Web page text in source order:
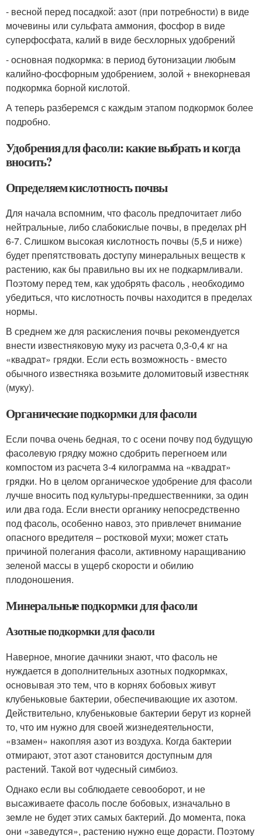
- весной перед посадкой: азот (при потребности) в виде
мочевины или сульфата аммония, фосфор в виде
суперфосфата, калий в виде бесхлорных удобрений
- основная подкормка: в период бутонизации любым
калийно-фосфорным удобрением, золой + внекорневая
подкормка борной кислотой.
А теперь разберемся с каждым этапом подкормок более
подробно.
Удобрения для фасоли: какие выбрать и когда
вносить?
Определяем кислотность почвы
Для начала вспомним, что фасоль предпочитает либо
нейтральные, либо слабокислые почвы, в пределах рН
6-7. Слишком высокая кислотность почвы (5,5 и ниже)
будет препятствовать доступу минеральных веществ к
растению, как бы правильно вы их не подкармливали.
Поэтому перед тем, как удобрять фасоль , необходимо
убедиться, что кислотность почвы находится в пределах
нормы.
В среднем же для раскисления почвы рекомендуется
внести известняковую муку из расчета 0,3-0,4 кг на
«квадрат» грядки. Если есть возможность - вместо
обычного известняка возьмите доломитовый известняк
(муку).
Органические подкормки для фасоли
Если почва очень бедная, то с осени почву под будущую
фасолевую грядку можно сдобрить перегноем или
компостом из расчета 3-4 килограмма на «квадрат»
грядки. Но в целом органическое удобрение для фасоли
лучше вносить под культуры-предшественники, за один
или два года. Если внести органику непосредственно
под фасоль, особенно навоз, это привлечет внимание
опасного вредителя – ростковой мухи; может стать
причиной полегания фасоли, активному наращиванию
зеленой массы в ущерб скорости и обилию
плодоношения.
Минеральные подкормки для фасоли
Азотные подкормки для фасоли
Наверное, многие дачники знают, что фасоль не
нуждается в дополнительных азотных подкормках,
основывая это тем, что в корнях бобовых живут
клубеньковые бактерии, обеспечивающие их азотом.
Действительно, клубеньковые бактерии берут из корней
то, что им нужно для своей жизнедеятельности,
«взамен» накопляя азот из воздуха. Когда бактерии
отмирают, этот азот становится доступным для
растений. Такой вот чудесный симбиоз.
Однако если вы соблюдаете севооборот, и не
высаживаете фасоль после бобовых, изначально в
земле не будет этих самых бактерий. До момента, пока
они «заведутся», растению нужно еще дорасти. Поэтому